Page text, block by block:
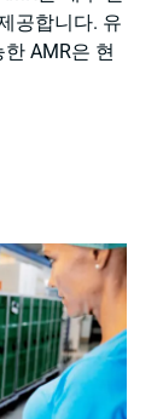
공합니다. 유
AMR은 현